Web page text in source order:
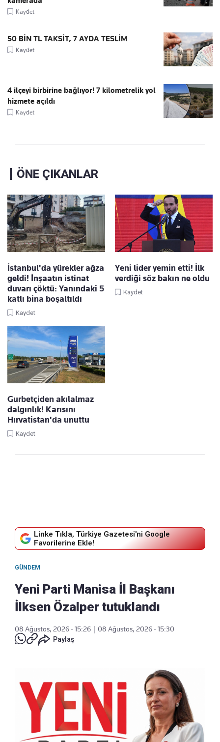
Kaydet
50 BİN TL TAKSİT, 7 AYDA TESLİM
Kaydet
4 ilçeyi birbirine bağlıyor! 7 kilometrelik yol
hizmete açıldı
Kaydet
ÖNE ÇIKANLAR
İstanbul'da yürekler ağza
geldi! İnşaatın istinat
duvarı çöktü: Yanındaki 5
katlı bina boşaltıldı
Kaydet
Yeni lider yemin etti! İlk
verdiği söz bakın ne oldu
Kaydet
Gurbetçiden akılalmaz
dalgınlık! Karısını
Hırvatistan'da unuttu
Kaydet
Linke Tıkla, Türkiye Gazetesi'ni Google
Favorilerine Ekle!
GÜNDEM
Yeni Parti Manisa İl Başkanı
İlksen Özalper tutuklandı
08 Ağustos, 2026 - 15:26
08 Ağustos, 2026 - 15:30
Paylaş